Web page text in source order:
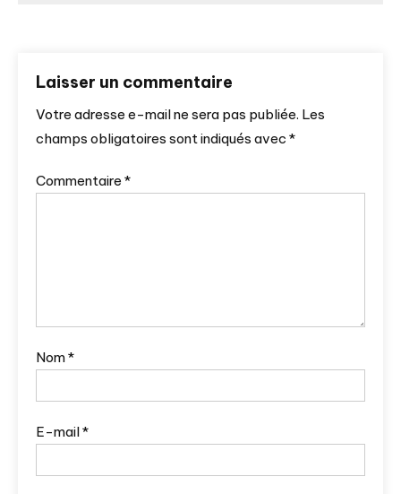
Laisser un commentaire
Votre adresse e-mail ne sera pas publiée. Les
champs obligatoires sont indiqués avec *
Commentaire *
Nom*
E-mail*